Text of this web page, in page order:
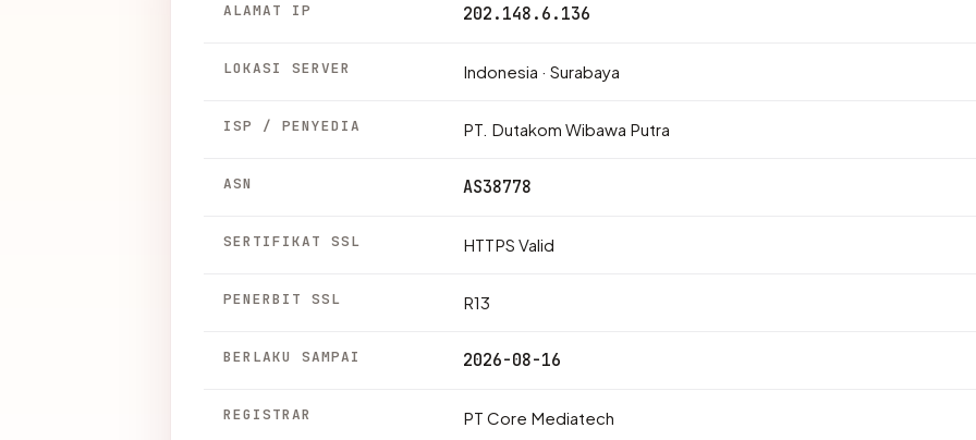
ALAMAT IP 202.148.6.136
LOKASI SERVER Indonesia · Surabaya
ISP / PENYEDIA PT. Dutakom Wibawa Putra
ASN AS38778
SERTIFIKAT SSL HTTPS Valid
PENERBIT SSL R13
BERLAKU SAMPAI 2026-08-16
REGISTRAR PT Core Mediatech